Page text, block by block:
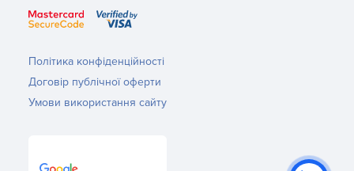
Політика конфіденційності
Договір публічної оферти
Умови використання сайту